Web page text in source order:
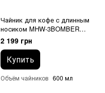
Чайник для кофе с длинным
носиком MHW-3BOMBER
Planet 600 мл black
2 199 грн
Купить
Объём чайников 600 мл